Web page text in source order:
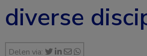
diverse
Delen via: